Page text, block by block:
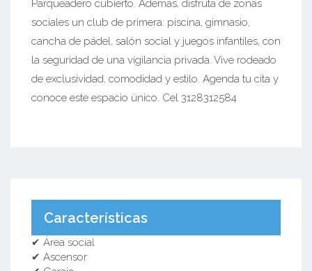
Parqueadero cubierto. Además, disfruta de zonas
sociales un club de primera: piscina, gimnasio,
cancha de pádel, salón social y juegos infantiles, con
la seguridad de una vigilancia privada. Vive rodeado
de exclusividad, comodidad y estilo. Agenda tu cita y
conoce este espacio único. Cel 3128312584
Características
✔ Área social
✔ Ascensor